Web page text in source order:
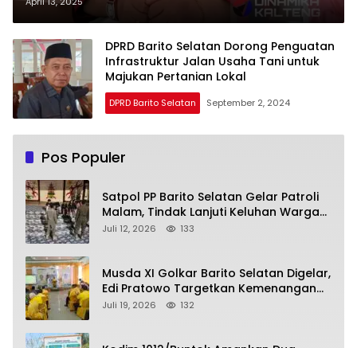
Jagung, Padi hingga Hortikultura
DPRD Barito Selatan Dorong Penguatan
Infrastruktur Jalan Usaha Tani untuk
Majukan Pertanian Lokal
DPRD Barito Selatan September 2, 2024
Pos Populer
Satpol PP Barito Selatan Gelar Patroli
Malam, Tindak Lanjuti Keluhan Warga
soal Balap Liar dan Remaja Nongkrong
Juli 12, 2026 133
Musda XI Golkar Barito Selatan Digelar,
Edi Pratowo Targetkan Kemenangan
Partai pada Pemilu Mendatang
Juli 19, 2026 132